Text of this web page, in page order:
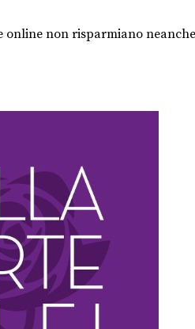
online non risparmiano